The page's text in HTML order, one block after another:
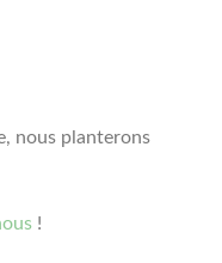
nous planterons
!